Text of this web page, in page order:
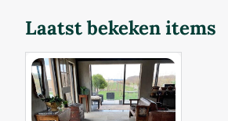
gevibreerd in een bad met keramiekkorrels.
Hierdo...
Laatst bekeken items